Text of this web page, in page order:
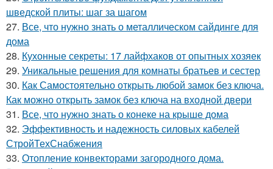
шведской плиты: шаг за шагом
27. Все, что нужно знать о металлическом сайдинге для
дома
28. Кухонные секреты: 17 лайфхаков от опытных хозяек
29. Уникальные решения для комнаты братьев и сестер
30. Как Самостоятельно открыть любой замок без ключа.
Как можно открыть замок без ключа на входной двери
31. Все, что нужно знать о конеке на крыше дома
32. Эффективность и надежность силовых кабелей
СтройТехСнабжения
33. Отопление конвекторами загородного дома.